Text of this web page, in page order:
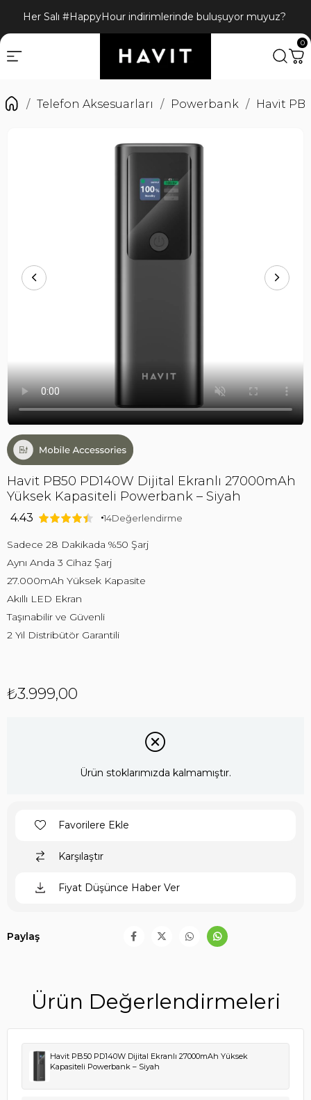
Bizi sosyal medyadan da takip edin! @havit_turkiye
0
Telefon Aksesuarları Powerbank
Havit PB50 PD140W Dijital Ekranlı 27000mAh
Yüksek Kapasiteli Powerbank – Siyah
4.43 14Değerlendirme
Sadece 28 Dakikada %50 Şarj
Aynı Anda 3 Cihaz Şarj
27.000mAh Yüksek Kapasite
Akıllı LED Ekran
Taşınabilir ve Güvenli
2 Yıl Distribütör Garantili
₺3.999,00
Ürün stoklarımızda kalmamıştır.
Favorilere Ekle
Karşılaştır
Fiyat Düşünce Haber Ver
Paylaş
Ürün Değerlendirmeleri
Havit PB50 PD140W Dijital Ekranlı 27000mAh Yüksek
Kapasiteli Powerbank – Siyah